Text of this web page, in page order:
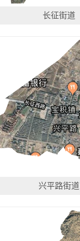
长征街道
兴平路街道